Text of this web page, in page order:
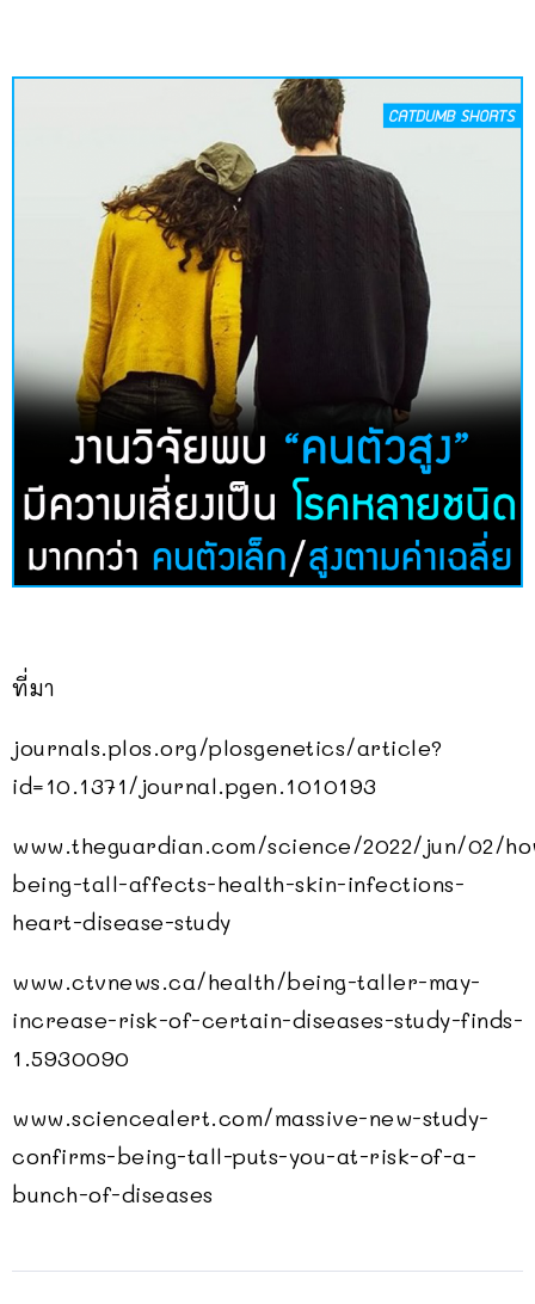
ที่มา
journals.plos.org/plosgenetics/article?
id=10.1371/journal.pgen.1010193
www.theguardian.com/science/2022/jun/02/
being-tall-affects-health-skin-infections-
heart-disease-study
www.ctvnews.ca/health/being-taller-may-
increase-risk-of-certain-diseases-study-finds-
1.5930090
www.sciencealert.com/massive-new-study-
confirms-being-tall-puts-you-at-risk-of-a-
bunch-of-diseases